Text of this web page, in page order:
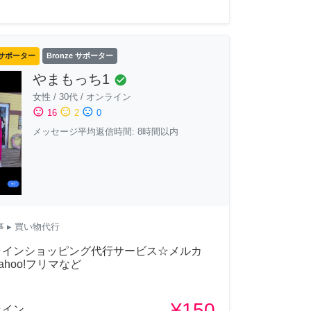
ポーター Bronze サポーター
やまもっち1 check_circle
女性 / 30代/ オンライン
sentiment_satisfied 16 sentiment_neutral 2 sentiment_dissatisfied 0
メッセージ平均返信時間: 8時間以内
▸ 買い物代行
ンショッピング代行サービス☆メルカ
フリマなど